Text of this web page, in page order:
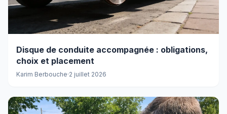
Disque de conduite accompagnée : obligations,
choix et placement
Karim Berbouche·2 juillet 2026